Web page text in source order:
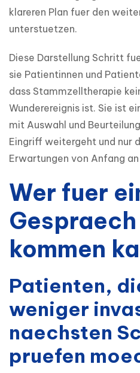
klareren Plan fuer den
unterstuetzen.
Diese Darstellung Schritt
sie Patientinnen und
dass Stammzelltherapie
Wunderereignis ist. Sie ist
mit Auswahl und
Eingriff weitergeht und nur
Erwartungen von Anfang
Wer fuer
kommen
Patienten,
weniger
naechsten
pruefen